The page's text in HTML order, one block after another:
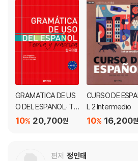
는 누구니?
· Temas y Actividades 82
· Vocabulario y Expresiones 190
· Gramatica y Ejercicios 192
· Clave de respuestas 정답 200
· Traducciones de los dialogos 대화 번역
· Transcripciones 듣기 활동 대본 · 읽기 지
· Glosario 색인 222
GRAMATICA DE US
O DEL ESPANOL: Te
oria y practica A1-B
20,700원
10%
CURSO DE
L 2 Intermedio
16,200원
10%
편저 정인태